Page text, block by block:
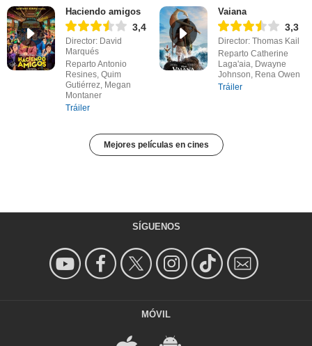
Haciendo amigos
3,4
Director: David
Marqués
Reparto Antonio
Resines, Quim
Gutiérrez, Megan
Montaner
Tráiler
Vaiana
3,3
Director: Thomas Kail
Reparto Catherine
Laga'aia, Dwayne
Johnson, Rena Owen
Tráiler
Mejores películas en cines
SÍGUENOS
MÓVIL